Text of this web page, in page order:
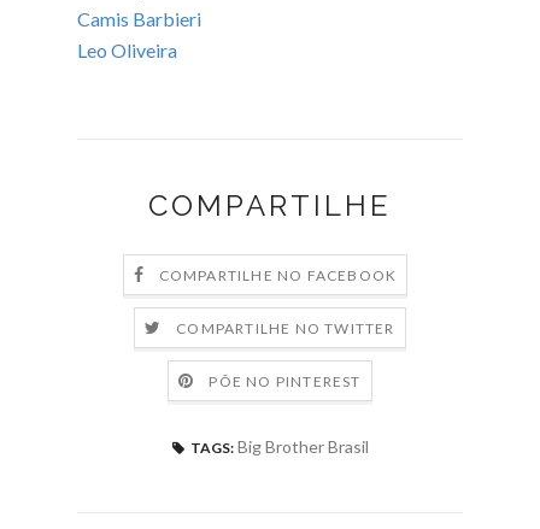
Camis Barbieri
Leo Oliveira
COMPARTILHE
COMPARTILHE NO FACEBOOK
COMPARTILHE NO TWITTER
PÕE NO PINTEREST
TAGS: Big Brother Brasil